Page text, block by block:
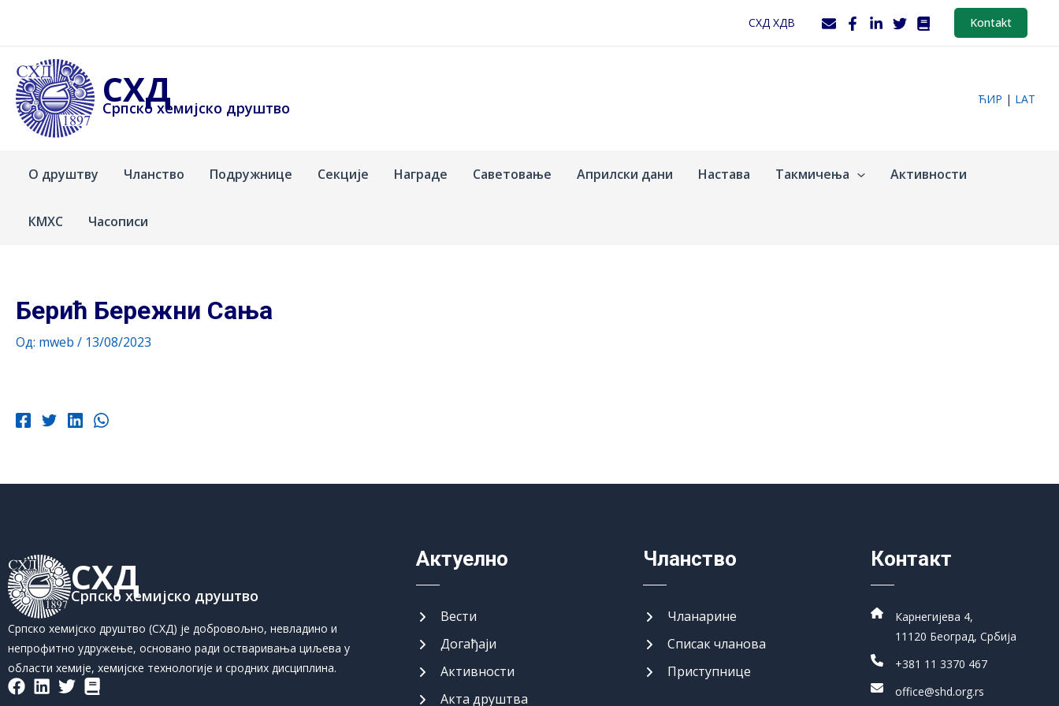
СХД ХДВ Kontakt
СХД
Српско хемијско друштво ЋИР | LAT
О друштву Чланство Подружнице Секције Награде Саветовање Априлски дани Настава Такмичења Активности
КМХС Часописи
Берић Бережни Сања
Од: mweb / 13/08/2023
СХД
Српско хемијско друштво
Српско хемијско друштво (СХД) је добровољно, невладино и
непрофитно удружење, основано ради остваривања циљева у
области хемије, хемијске технологије и сродних дисциплина.
Актуелно
Вести
Догађаји
Активности
Акта друштва
Чланство
Чланарине
Списак чланова
Приступнице
Контакт
Карнегијева 4,
11120 Београд, Србија
+381 11 3370 467
office@shd.org.rs